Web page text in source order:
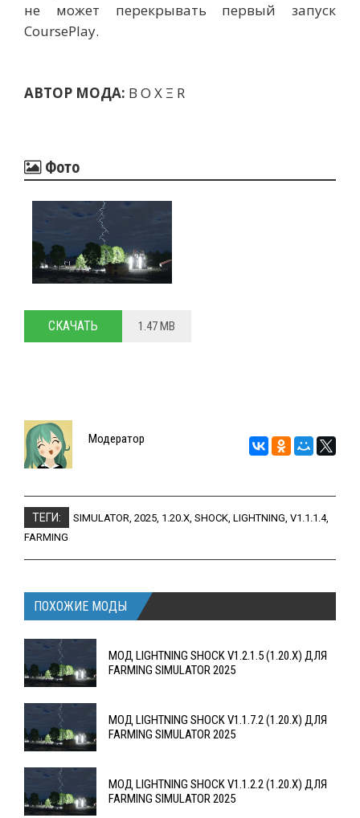
не может перекрывать первый запуск
CoursePlay.
АВТОР МОДА: B O X Ξ R
Фото
СКАЧАТЬ 1.47 MB
Модератор
ТЕГИ: SIMULATOR, 2025, 1.20.X, SHOCK, LIGHTNING, V1.1.1.4,
FARMING
ПОХОЖИЕ МОДЫ
МОД LIGHTNING SHOCK V1.2.1.5 (1.20.X) ДЛЯ
FARMING SIMULATOR 2025
МОД LIGHTNING SHOCK V1.1.7.2 (1.20.X) ДЛЯ
FARMING SIMULATOR 2025
МОД LIGHTNING SHOCK V1.1.2.2 (1.20.X) ДЛЯ
FARMING SIMULATOR 2025